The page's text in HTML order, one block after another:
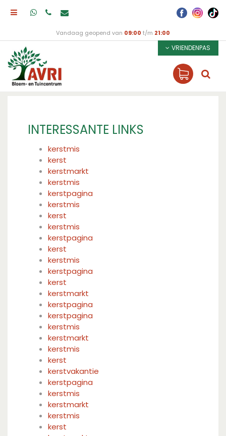
Vandaag geopend van 09:00 t/m 21:00
VRIENDENPAS
INTERESSANTE LINKS
kerstmis
kerst
kerstmarkt
kerstmis
kerstpagina
kerstmis
kerst
kerstmis
kerstpagina
kerst
kerstmis
kerstpagina
kerst
kerstmarkt
kerstpagina
kerstpagina
kerstmis
kerstmarkt
kerstmis
kerst
kerstvakantie
kerstpagina
kerstmis
kerstmarkt
kerstmis
kerst